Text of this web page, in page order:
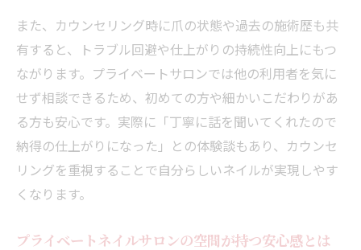
また、カウンセリング時に爪の状態や過去の施術歴も共
有すると、トラブル回避や仕上がりの持続性向上にもつ
ながります。プライベートサロンでは他の利用者を気に
せず相談できるため、初めての方や細かいこだわりがあ
る方も安心です。実際に「丁寧に話を聞いてくれたので
納得の仕上がりになった」との体験談もあり、カウンセ
リングを重視することで自分らしいネイルが実現しやす
くなります。
プライベートネイルサロンの空間が持つ安心感とは